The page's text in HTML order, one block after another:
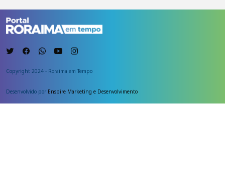
Copyright 2024 - Roraima em Tempo
Desenvolvido por Enspire Marketing e Desenvolvimento